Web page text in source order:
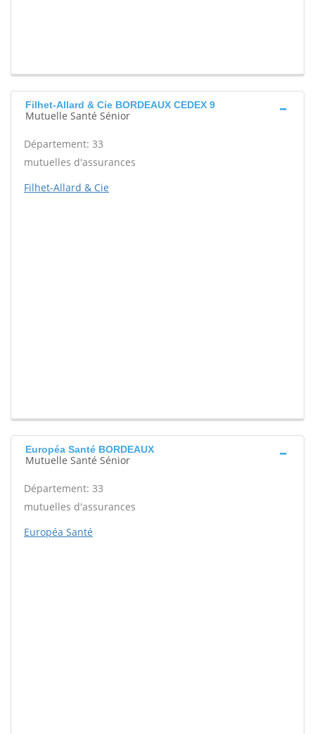
Filhet-Allard & Cie BORDEAUX CEDEX 9
Mutuelle Santé Sénior
Département: 33
mutuelles d'assurances
Filhet-Allard & Cie
Européa Santé BORDEAUX
Mutuelle Santé Sénior
Département: 33
mutuelles d'assurances
Européa Santé